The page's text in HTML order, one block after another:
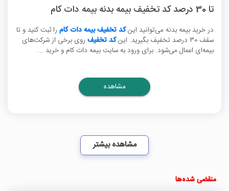
تا 30 درصد کد تخفیف بیمه بدنه بیمه دات کام
در خرید بیمه بدنه می‌توانید اینکد تخفیف بیمه دات کام را ثبت کنید و تا
سقف 30 درصد تخفیف بگیرید. این
کد تخفیف روی برخی از شرکت‌های
بیمه‌ای اعمال می‌شود. برای ورود به سایت بیمه دات کام و خرید ...
مشاهده
مشاهده بیشتر
منقضی شده‌ها